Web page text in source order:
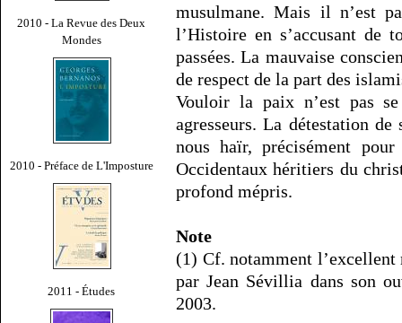
2010 - La Revue des Deux
Mondes
2010 - Préface de L'Imposture
2011 - Études
musulmane. Mais il n’est
l’Histoire en s’accusant de
passées. La mauvaise
de respect de la part des
Vouloir la paix n’est pas
agresseurs. La détestation
nous haïr, précisément
Occidentaux héritiers du
profond mépris.
Note
(1) Cf. notamment l’excellent
par Jean Sévillia dans son
2003.